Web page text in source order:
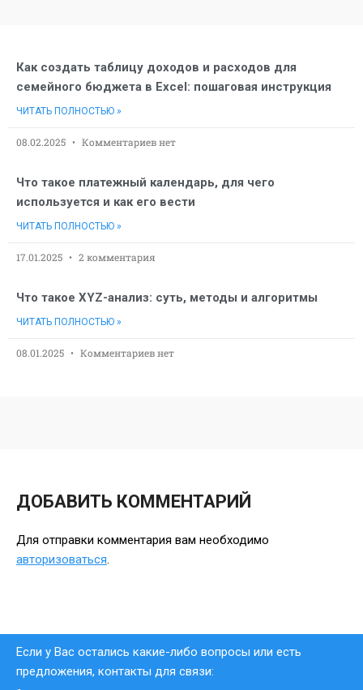
Как создать таблицу доходов и расходов для
семейного бюджета в Excel: пошаговая инструкция
ЧИТАТЬ ПОЛНОСТЬЮ »
08.02.2025 Комментариев нет
Что такое платежный календарь, для чего
используется и как его вести
ЧИТАТЬ ПОЛНОСТЬЮ »
17.01.2025 2 комментария
Что такое XYZ-анализ: суть, методы и алгоритмы
ЧИТАТЬ ПОЛНОСТЬЮ »
08.01.2025 Комментариев нет
ДОБАВИТЬ КОММЕНТАРИЙ
Для отправки комментария вам необходимо
авторизоваться.
Если у Вас остались какие-либо вопросы или есть
предложения, контакты для связи: